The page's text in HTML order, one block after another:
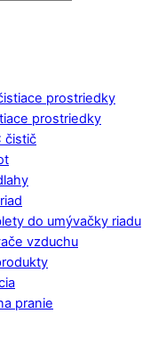
prostriedky
prostriedky
čistič
do umývačky riadu
vzduchu
pranie